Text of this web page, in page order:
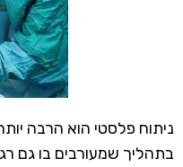
ניתוח פלסטי הוא הרבה
בתהליך שמעורבים בו גם